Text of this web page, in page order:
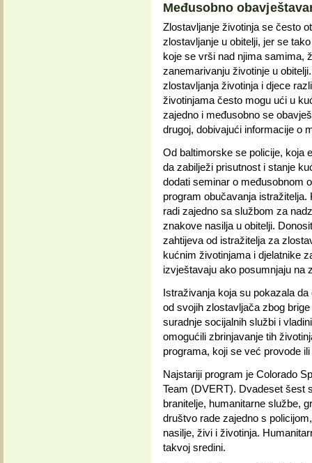
Međusobno
Zlostavljanje životinja se često
zlostavljanje u obitelji, jer se
koje se vrši nad njima samima,
zanemarivanju životinje u
zlostavljanja životinja i djece
životinjama često mogu ući u
zajedno i međusobno se
drugoj, dobivajući informacije o
Od baltimorske se policije, koja
da zabilježi prisutnost i stanje
dodati seminar o međusobnom
program obučavanja
radi zajedno sa službom za
znakove nasilja u obitelji.
zahtijeva od istražitelja za
kućnim životinjama i djelatnike
izvještavaju ako posumnjaju na
Istraživanja koja su pokazala
od svojih zlostavljača zbog
suradnje socijalnih službi i
omogućili zbrinjavanje tih
programa, koji se već provode
Najstariji program je Colorado
Team (DVERT). Dvadeset šest
branitelje, humanitarne službe,
društvo rade zajedno s
nasilje, živi i životinja.
takvoj sredini.